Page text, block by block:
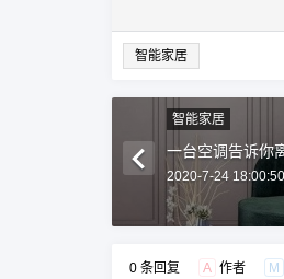
智能家居
智能家居
一台空调告诉你
2020-7-24 18:00:50
0 条回复 A 作者 M